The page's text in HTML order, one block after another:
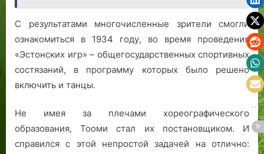
С результатами многочисленные зрители смогли
ознакомиться в 1934 году, во время проведения
«Эстонских игр» – общегосударственных спортивных
состязаний, в программу которых было решено
включить и танцы.
Не имея за плечами хореографического
образования, Тооми стал их постановщиком. И
справился с этой непростой задачей на отлично: